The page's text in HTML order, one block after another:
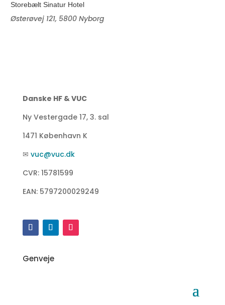
Storebælt Sinatur Hotel
Østerøvej 121, 5800 Nyborg
Danske HF & VUC
Ny Vestergade 17, 3. sal
1471 København K
✉ vuc@vuc.dk
CVR: 15781599
EAN: 5797200029249
Genveje